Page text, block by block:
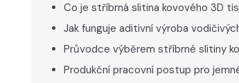
Co je stříbrná slitina kovového 3D
Jak funguje aditivní výroba
Průvodce výběrem stříbrné slitiny
Produkční pracovní postup pro